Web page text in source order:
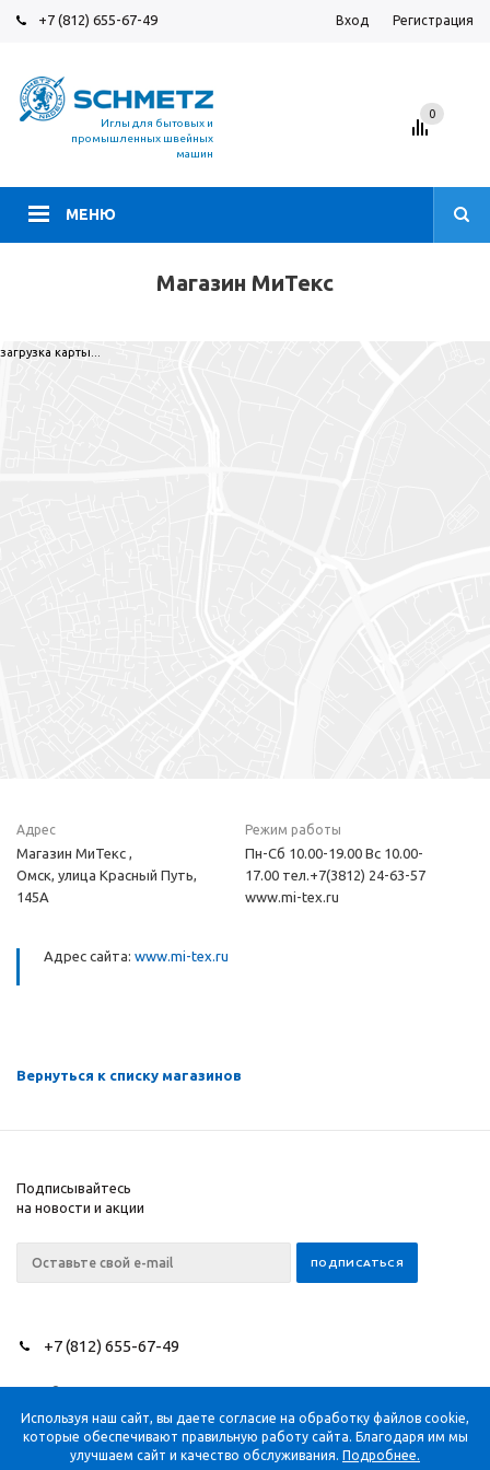
+7 (812) 655-67-49 Вход Регистрация
Иглы для бытовых и
промышленных швейных
машин
МЕНЮ
0
Магазин МиТекс
загрузка карты...
Адрес
Магазин МиТекс ,
Омск, улица Красный Путь,
145А
Режим работы
Пн-Сб 10.00-19.00 Вс 10.00-
17.00 тел.+7(3812) 24-63-57
www.mi-tex.ru
Адрес сайта: www.mi-tex.ru
Вернуться к списку магазинов
Подписывайтесь
на новости и акции
+7 (812) 655-67-49
2026 © NEEDLES SINCE
1851
Помощь
Информация
Используя наш сайт, вы даете согласие на обработку файлов cookie,
которые обеспечивают правильную работу сайта. Благодаря им мы
улучшаем сайт и качество обслуживания. Подробнее.